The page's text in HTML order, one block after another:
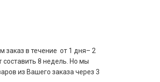
заказ в течение от 1 дня– 2
составить 8 недель. Но мы
из Вашего заказа через 3